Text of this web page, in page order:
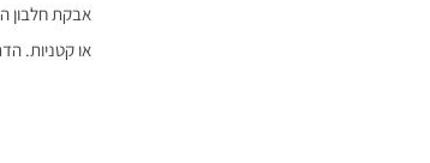
אבקת חלבון
או קטניות.